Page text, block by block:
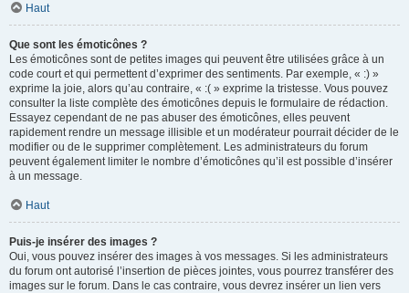
Haut
Que sont les émoticônes ?
Les émoticônes sont de petites images qui peuvent être utilisées grâce à un
code court et qui permettent d’exprimer des sentiments. Par exemple, « :) »
exprime la joie, alors qu’au contraire, « :( » exprime la tristesse. Vous pouvez
consulter la liste complète des émoticônes depuis le formulaire de rédaction.
Essayez cependant de ne pas abuser des émoticônes, elles peuvent
rapidement rendre un message illisible et un modérateur pourrait décider de le
modifier ou de le supprimer complètement. Les administrateurs du forum
peuvent également limiter le nombre d’émoticônes qu’il est possible d’insérer
à un message.
Haut
Puis-je insérer des images ?
Oui, vous pouvez insérer des images à vos messages. Si les administrateurs
du forum ont autorisé l’insertion de pièces jointes, vous pourrez transférer des
images sur le forum. Dans le cas contraire, vous devrez insérer un lien vers